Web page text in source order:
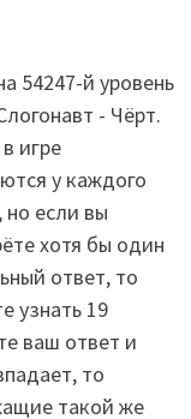
54247-й уровень
- Чёрт.
игре
у каждого
но если вы
хотя бы один
ответ, то
узнать 19
ваш ответ и
то
такой же